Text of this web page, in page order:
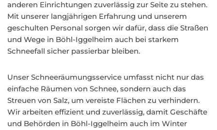
anderen Einrichtungen zuverlässig zur Seite zu stehen.
Mit unserer langjährigen Erfahrung und unserem
geschulten Personal sorgen wir dafür, dass die Straßen
und Wege in Böhl-Iggelheim auch bei starkem
Schneefall sicher passierbar bleiben.
Unser Schneeräumungsservice umfasst nicht nur das
einfache Räumen von Schnee, sondern auch das
Streuen von Salz, um vereiste Flächen zu verhindern.
Wir arbeiten effizient und zuverlässig, damit Geschäfte
und Behörden in Böhl-Iggelheim auch im Winter